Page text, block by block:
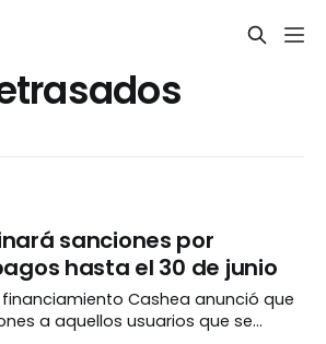
sanciones por
hasta el 30 de junio
Cashea anunció que
a aquellos usuarios que se